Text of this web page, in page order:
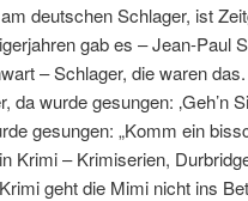
deutschen Schlager, ist
gab es – Jean-Paul
– Schlager, die waren
da wurde gesungen: ‚Geh’n
gesungen: „Komm ein
Krimi – Krimiserien,
geht die Mimi nicht ins